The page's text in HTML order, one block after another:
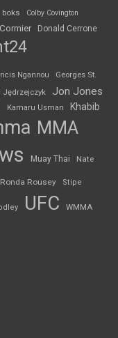
boks Colby Covington
Donald Cerrone
Ngannou
Georges St.
Jędrzejczyk Jon Jones
Kamaru Usman Khabib
MMA
Muay Thai Nate
Ronda Rousey Stipe
UFC WMMA